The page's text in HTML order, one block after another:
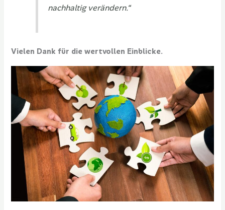
nachhaltig verändern.“
Vielen Dank für die wertvollen Einblicke.